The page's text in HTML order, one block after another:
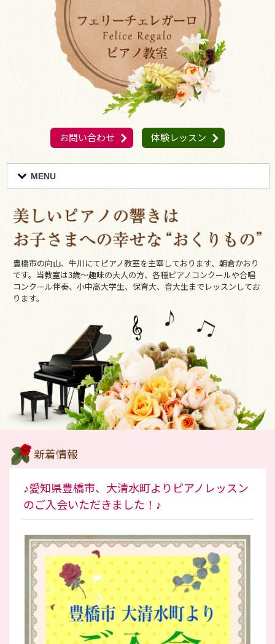
お問い合わせ 体験レッスン
MENU
豊橋市の向山、牛川にてピアノ教室を主宰しております、朝倉かおり
です。当教室は3歳～趣味の大人の方、各種ピアノコンクールや合唱
コンクール伴奏、小中高大学生、保育大、音大生までレッスンしてお
ります。
新着情報
♪愛知県豊橋市、大清水町よりピアノレッスン
のご入会いただきました！♪